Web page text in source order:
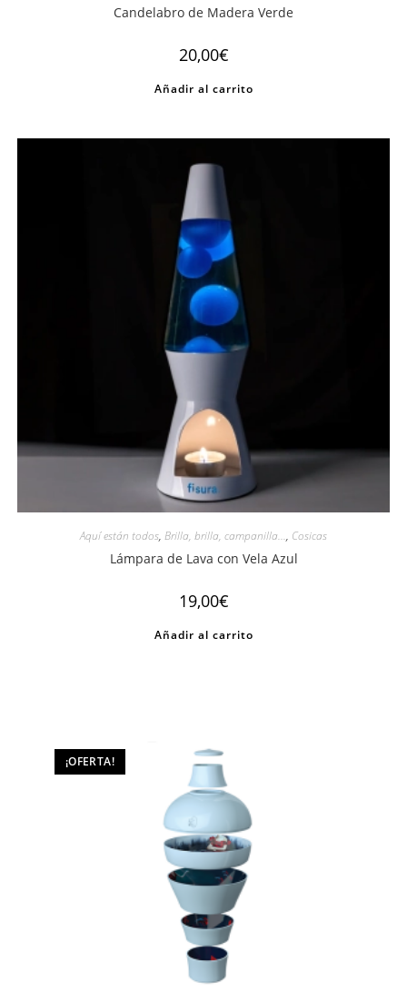
Candelabro de Madera Verde
20,00€
Añadir al carrito
Aquí están todos, Brilla, brilla, campanilla..., Cosicas
Lámpara de Lava con Vela Azul
19,00€
Añadir al carrito
¡OFERTA!